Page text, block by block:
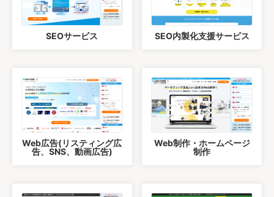
SEOサービス SEO内製化支援サービス
Web広告(リスティング広
告、SNS、動画広告)
Web制作・ホームページ
制作